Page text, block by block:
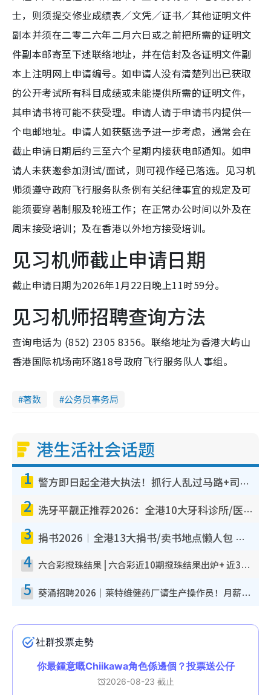
士，则须提交修业成绩表／文凭／证书／其他证明文件
副本并须在二零二六年二月六日或之前把所需的证明文
件副本邮寄至下述联络地址，并在信封及各证明文件副
本上注明网上申请编号。如申请人没有清楚列出已获取
的公开考试所有科目成绩或未能提供所需的证明文件，
其申请书将可能不获受理。申请人请于申请书内提供一
个电邮地址。申请人如获甄选予进一步考虑，通常会在
截止申请日期后约三至六个星期内接获电邮通知。如申
请人未获邀参加测试/面试，则可视作经已落选。见习机
师须遵守政府飞行服务队条例有关纪律事宜的规定及可
能须要穿著制服及轮班工作；在正常办公时间以外及在
周末接受培训；及在香港以外地方接受培训。
见习机师截止申请日期
截止申请日期为2026年1月22日晚上11时59分。
见习机师招聘查询方法
查询电话为 (852) 2305 8356。联络地址为香港大屿山
香港国际机场南环路18号政府飞行服务队人事组。
著数 公务员事务局
港生活社会话题
1 警方即日起全港大执法！抓行人乱过马路+司机不专注驾驶！乱过马路罚$2000
2 洗牙平靓正推荐2026：全港10大牙科诊所/医院懒人包，夜诊至8点/镇静洁牙/医疗券适用
3 捐书2026︱全港13大捐书/卖书地点懒人包 二手课本最高$150＋旧书换免费咖啡/戏票
4 六合彩搅珠结果 | 六合彩近10期搅珠结果出炉+ 近30期最旺热门中奖号码
5 葵涌招聘2026｜莱特维健药厂请生产操作员！月薪高达$1.7万 冷气厂房/五天工作/保障双粮